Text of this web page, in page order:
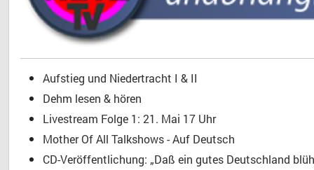
Aufstieg und Niedertracht I & II
Dehm lesen & hören
Livestream Folge 1: 21. Mai 17 Uhr
Mother Of All Talkshows - Auf Deutsch
CD-Veröffentlichung: „Daß ein gutes Deutschland